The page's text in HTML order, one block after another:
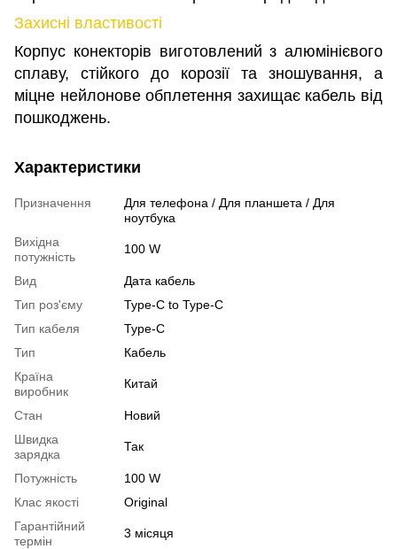
Захисні властивості
Корпус конекторів виготовлений з алюмінієвого
сплаву, стійкого до корозії та зношування, а
міцне нейлонове обплетення захищає кабель від
пошкоджень.
Характеристики
Призначення
Для телефона / Для планшета / Для
ноутбука
Вихідна
потужність
100 W
Вид
Дата кабель
Тип роз'єму
Type-C to Type-C
Тип кабеля
Type-C
Тип
Кабель
Країна
виробник
Китай
Стан
Новий
Швидка
зарядка
Так
Потужність
100 W
Клас якості
Original
Гарантійний
термін
3 місяця